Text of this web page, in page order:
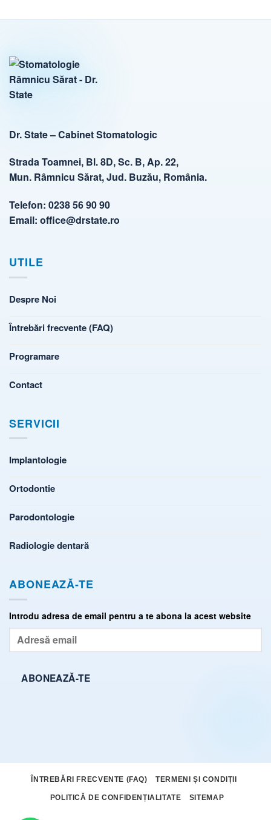
Dr. State – Cabinet Stomatologic
Strada Toamnei, Bl. 8D, Sc. B, Ap. 22,
Mun. Râmnicu Sărat, Jud. Buzău, România.
Telefon: 0238 56 90 90
Email: office@drstate.ro
UTILE
Despre Noi
Întrebări frecvente (FAQ)
Programare
Contact
SERVICII
Implantologie
Ortodontie
Parodontologie
Radiologie dentară
ABONEAZĂ-TE
Introdu adresa de email pentru a te abona la acest website
Adresă
email
ABONEAZĂ-TE
ÎNTREBĂRI FRECVENTE (FAQ) TERMENI ȘI CONDIȚII
POLITICĂ DE CONFIDENȚIALITATE SITEMAP